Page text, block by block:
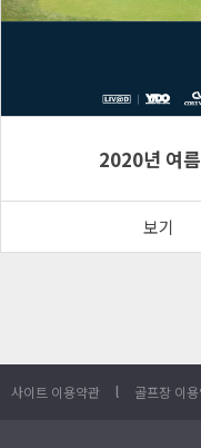
2020년 여
보기
사이트 이용약관 l 골프장 이